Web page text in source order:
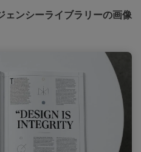
ェンシーライブラリーの画像